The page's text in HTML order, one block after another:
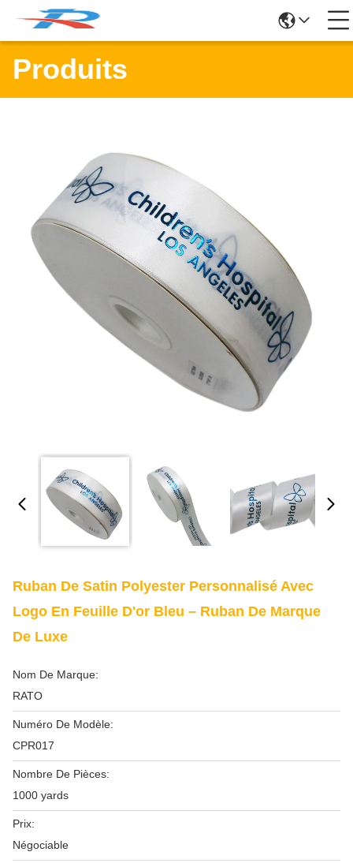
Produits
Ruban De Satin Polyester Personnalisé Avec
Logo En Feuille D'or Bleu – Ruban De Marque
De Luxe
Nom De Marque:
RATO
Numéro De Modèle:
CPR017
Nombre De Pièces:
1000 yards
Prix:
Négociable